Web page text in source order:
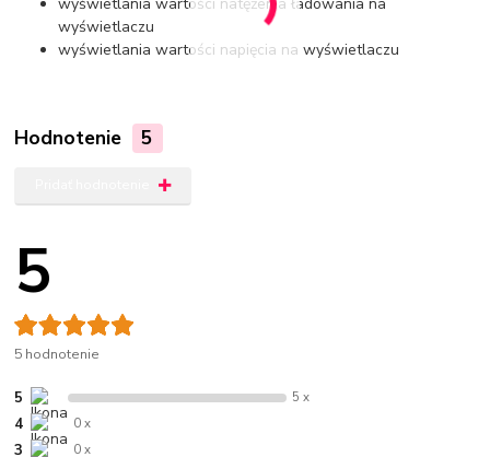
wyświetlaczu
wyświetlania wartości napięcia na wyświetlaczu
Hodnotenie 5
5
5 hodnotenie
5 5 x
4 0 x
3 0 x